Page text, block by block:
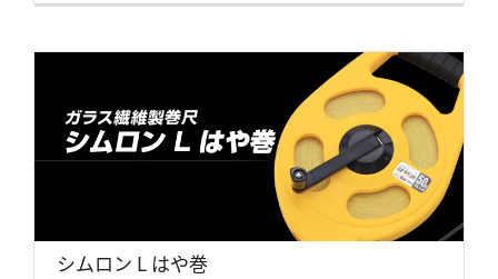
シムロン L はや巻